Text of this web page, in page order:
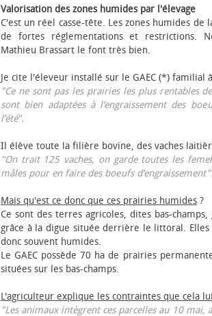
Valorisation des zones humides par l'élevage
C'est un réel casse-tête. Les zones humides de
de fortes réglementations et restrictions.
Mathieu Brassart le font très bien.
Je cite l'éleveur installé sur le GAEC (*) familial
"Ce ne sont pas les prairies les plus rentables
sont bien adaptées à l’engraissement des
l’été".
Il élève toute la filière bovine, des vaches
"On trait 125 vaches, on garde toutes les
mâles pour en faire des bœufs d’engraissement".
Mais qu'est ce donc que ces prairies humides ?
Ce sont des terres agricoles, dites bas-
grâce à la digue située derrière le littoral.
donc souvent humides.
Le GAEC possède 70 ha de prairies
situées sur les bas-champs.
L'agriculteur explique les contraintes que cela
"Les animaux intègrent ces parcelles au 10 mai,